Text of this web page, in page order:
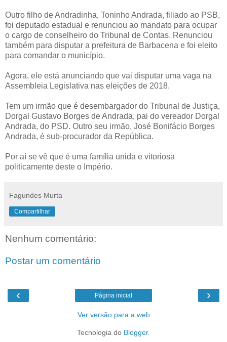
Outro filho de Andradinha, Toninho Andrada, filiado ao PSB,
foi deputado estadual e renunciou ao mandato para ocupar
o cargo de conselheiro do Tribunal de Contas. Renunciou
também para disputar a prefeitura de Barbacena e foi eleito
para comandar o município.
Agora, ele está anunciando que vai disputar uma vaga na
Assembleia Legislativa nas eleições de 2018.
Tem um irmão que é desembargador do Tribunal de Justiça,
Dorgal Gustavo Borges de Andrada, pai do vereador Dorgal
Andrada, do PSD. Outro seu irmão, José Bonifácio Borges
Andrada, é sub-procurador da República.
Por aí se vê que é uma família unida e vitoriosa
politicamente deste o Império.
Fagundes Murta
Compartilhar
Nenhum comentário:
Postar um comentário
‹ ›
Página inicial
Ver versão para a web
Tecnologia do Blogger.